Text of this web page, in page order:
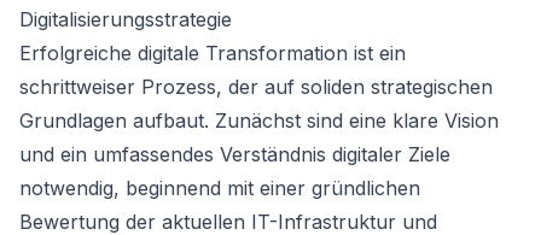
Digitalisierungsstrategie
Erfolgreiche digitale Transformation ist ein
schrittweiser Prozess, der auf soliden strategischen
Grundlagen aufbaut. Zunächst sind eine klare Vision
und ein umfassendes Verständnis digitaler Ziele
notwendig, beginnend mit einer gründlichen
Bewertung der aktuellen IT-Infrastruktur und